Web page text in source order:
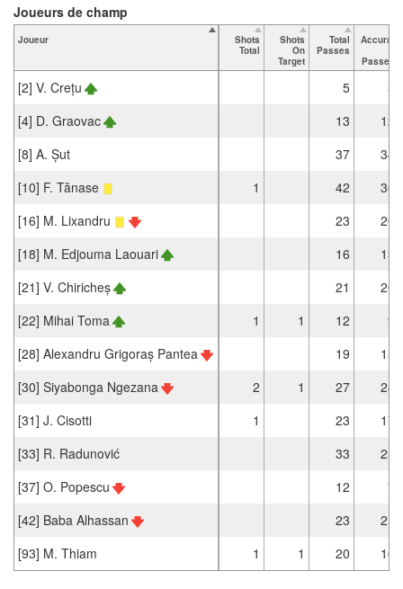
Joueur
Shots
Total
Shots
On
Target
Total
Passes
Accurat
Passes
[2] V. Crețu 5
5
[4] D. Graovac
13
12
[8] A. Șut
37
34
[10] F. Tănase
1 42
30
[16] M. Lixandru
23
20
[18] M. Edjouma Laouari
16
13
[21] V. Chiricheș
21
20
[22] Mihai Toma
1 1 12
9
[28] Alexandru Grigoraș Pantea
19
15
[30] Siyabonga Ngezana
2 1 27
24
[31] J. Cisotti
1 23
17
[33] R. Radunović
33
25
[37] O. Popescu
12
7
[42] Baba Alhassan
23
21
[93] M. Thiam
1 1 20 16
Joueurs de champ